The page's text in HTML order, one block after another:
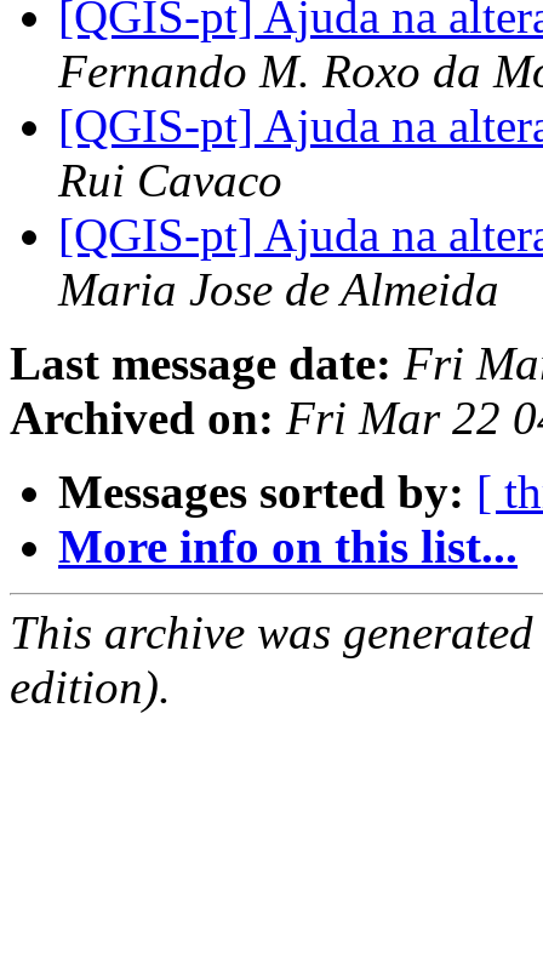
[QGIS-pt] Ajuda na
Fernando M. Roxo da
[QGIS-pt] Ajuda na
Rui Cavaco
[QGIS-pt] Ajuda na
Maria Jose de Almeida
Last message date: Fri
Archived on: Fri Mar 22
Messages sorted by: [
More info on this list...
This archive was
edition).